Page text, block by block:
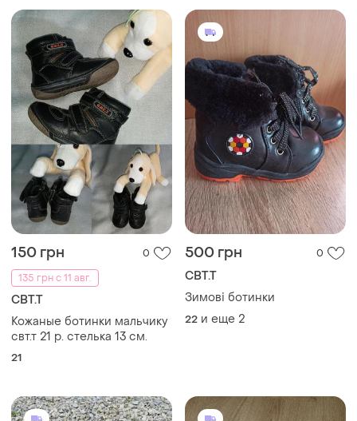
150 грн
0
135 грн с 11 авг.
СВТ.Т
Кожаные ботинки мальчику
свт.т 21 р. стелька 13 см.
21
500 грн 0
СВТ.Т
Зимові ботинки
22 и еще 2